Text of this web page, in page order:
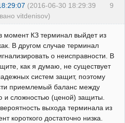
9
(2016-06-30 18:29:39
vitdenisov)
момент КЗ терминал выйдет из
В другом случае терминал
о неисправности. В
как я думаю, не существует
систем защит, поэтому
приемлемый баланс между
и сложностью (ценой) защиты.
выхода терминала из
короткого достаточно низка.